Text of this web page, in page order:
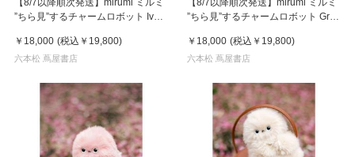
【8/7以降順次発送】mirumi ミルミ
”ちら見”するチャームロボット Ivory
￥18,000 (税込 ￥19,800)
六本松 蔦屋書店
【8/7以降順次発送】mirumi ミルミ
”ちら見”するチャームロボット Gray
￥18,000 (税込 ￥19,800)
六本松 蔦屋書店